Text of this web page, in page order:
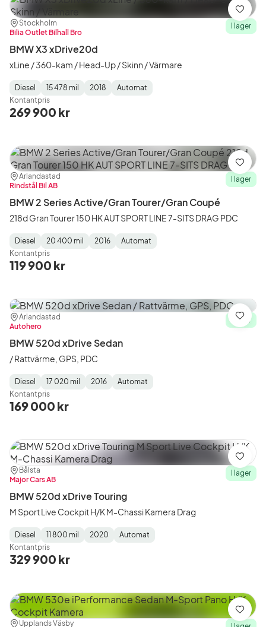
Plats:
Stockholm
Återförsäljare:
Bilia Outlet Bilhall Bro
I lager
BMW X3 xDrive20d
xLine / 360-kam / Head-Up / Skinn / Värmare
Fuel
Type:
Diesel
Mätarställning:
15 478 mil
Model
Year:
2018
Gearbox
Type:
Automat
Kontantpris
269 900 kr
Spara
Plats:
Arlandastad
Återförsäljare:
Rindstål Bil AB
I lager
BMW 2 Series Active/Gran Tourer/Gran Coupé
218d Gran Tourer 150 HK AUT SPORT LINE 7-SITS DRAG PDC
Fuel
Type:
Diesel
Mätarställning:
20 400 mil
Model
Year:
2016
Gearbox
Type:
Automat
Kontantpris
119 900 kr
Spara
Plats:
Arlandastad
Återförsäljare:
Autohero
I lager
BMW 520d xDrive Sedan
/ Rattvärme, GPS, PDC
Fuel
Type:
Diesel
Mätarställning:
17 020 mil
Model
Year:
2016
Gearbox
Type:
Automat
Kontantpris
169 000 kr
Spara
Plats:
Bålsta
Återförsäljare:
Major Cars AB
I lager
BMW 520d xDrive Touring
M Sport Live Cockpit H/K M-Chassi Kamera Drag
Fuel
Type:
Diesel
Mätarställning:
11 800 mil
Model
Year:
2020
Gearbox
Type:
Automat
Kontantpris
329 900 kr
Spara
Plats:
Upplands Väsby
Återförsäljare:
Spara